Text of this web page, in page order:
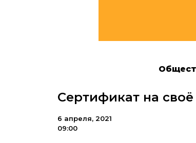
Сертификат на
6 апреля, 2021
09:00